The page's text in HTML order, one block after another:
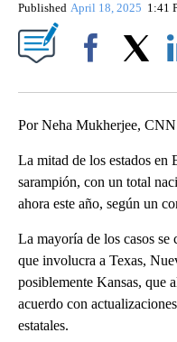
Published April 18, 2025 1:41
Por Neha Mukherjee, CNN
La mitad de los estados en
sarampión, con un total
ahora este año, según un
La mayoría de los casos se
que involucra a Texas,
posiblemente Kansas, que
acuerdo con
estatales.